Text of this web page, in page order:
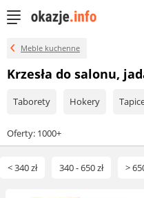
Meble kuchenne
Krzesła do salonu,
Taborety Hokery
Oferty: 1000+
< 340 zł 340 - 650 zł >